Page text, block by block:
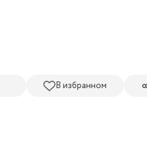
В избранном